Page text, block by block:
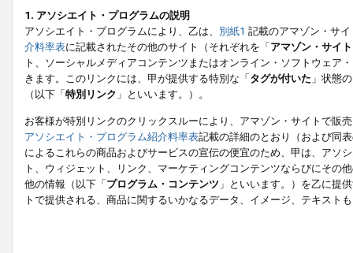
1. アソシエイト・プログラムの説明
アソシエイト・プログラムにより、乙は、 別紙1 記載のアマゾン・サ
介料率表に記載されたその他のサイト（それぞれを「アマゾン・サイト
ト、ソーシャルメディアコンテンツまたはオンライン・ソフトウェア
きます。このリンクには、甲が提供する特別な「タグが付いた 」状態
（以下「特別リンク 」といいます。）。
お客様が特別リンクのクリックスルーにより、アマゾン・サイトで販
アソシエイト・プログラム紹介料率表記載の詳細のとおり（および同
によるこれらの商品およびサービスの宣伝の便宜のため、甲は、アソ
ト、ウィジェット、リンク、マーケティングコンテンツならびにその
他の情報（以下「プログラム・コンテンツ 」といいます。）を乙に提
トで提供される、商品に関するいかなるデータ、イメージ、テキス